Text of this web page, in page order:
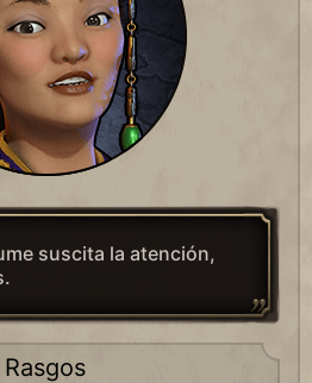
suscita la atención,
Rasgos